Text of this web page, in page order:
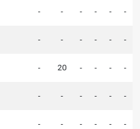
- - - - - -
- - - - - -
- 20 - - - -
- - - - - -
- - - - - -